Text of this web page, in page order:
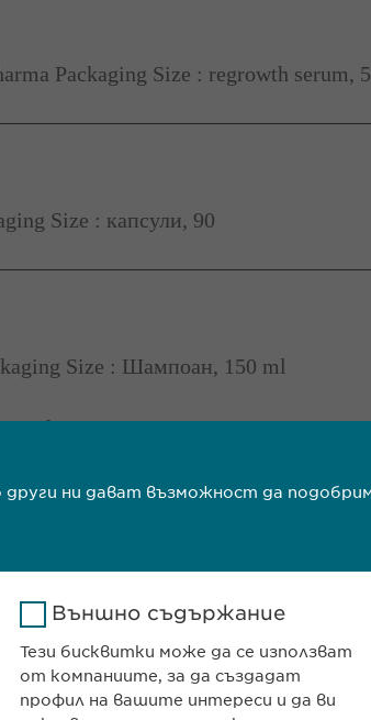
Packaging Size : regrowth serum,
Size : капсули, 90
Size : Шампоан, 150 ml
of 16
КОНТАКТ
Телефон: +359 2 962 12 00
други ни дават възможност да
Външно съдържание
Тези бисквитки може да се използват
от компаниите, за да създадат
профил на вашите интереси и да ви